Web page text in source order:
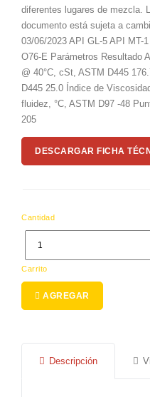
diferentes lugares de mezcla.
documento está sujeta a
03/06/2023 API GL-5 API MT-
O76-E Parámetros Resultado
@ 40°C, cSt, ASTM D445
D445 25.0 Índice de
fluidez, °C, ASTM D97 -48
205
DESCARGAR FICHA
Cantidad
Carrito
AGREGAR
Descripción